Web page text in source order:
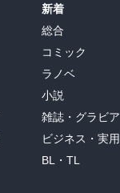
新着
総合
コミック
ラノベ
小説
雑誌・グラビア
ビジネス・実用
BL・TL